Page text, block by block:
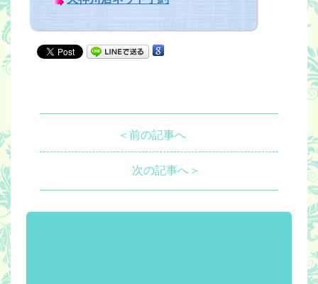
＜前の記事へ
次の記事へ＞